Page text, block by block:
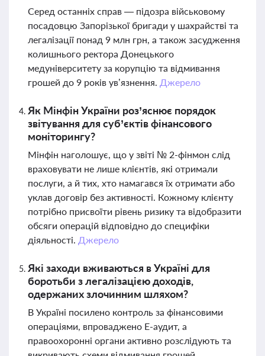
Серед останніх справ — підозра військовому
посадовцю Запорізької бригади у шахрайстві та
легалізації понад 9 млн грн, а також засудження
колишнього ректора Донецького
медуніверситету за корупцію та відмивання
грошей до 9 років ув’язнення. Джерело
Як Мінфін України роз’яснює порядок
звітування для суб’єктів фінансового
моніторингу?
Мінфін наголошує, що у звіті № 2-фінмон слід
враховувати не лише клієнтів, які отримали
послуги, а й тих, хто намагався їх отримати або
уклав договір без активності. Кожному клієнту
потрібно присвоїти рівень ризику та відобразити
обсяги операцій відповідно до специфіки
діяльності. Джерело
Які заходи вживаються в Україні для
боротьби з легалізацією доходів,
одержаних злочинним шляхом?
В Україні посилено контроль за фінансовими
операціями, впроваджено Е-аудит, а
правоохоронні органи активно розслідують та